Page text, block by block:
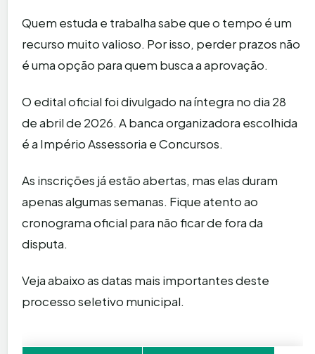
Quem estuda e trabalha sabe que o tempo é um
recurso muito valioso. Por isso, perder prazos não
é uma opção para quem busca a aprovação.
O edital oficial foi divulgado na íntegra no dia 28
de abril de 2026. A banca organizadora escolhida
é a Império Assessoria e Concursos.
As inscrições já estão abertas, mas elas duram
apenas algumas semanas. Fique atento ao
cronograma oficial para não ficar de fora da
disputa.
Veja abaixo as datas mais importantes deste
processo seletivo municipal.